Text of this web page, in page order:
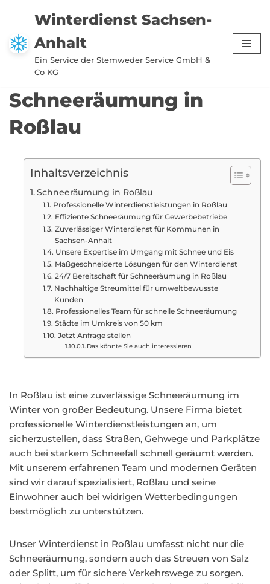
Zum
Inhalt
springen
Winterdienst Sachsen-
Anhalt
Ein Service der Stemweder Service GmbH &
Co KG
Schneeräumung in
Roßlau
Inhaltsverzeichnis
Schneeräumung in Roßlau
Professionelle Winterdienstleistungen in Roßlau
Effiziente Schneeräumung für Gewerbebetriebe
Zuverlässiger Winterdienst für Kommunen in
Sachsen-Anhalt
Unsere Expertise im Umgang mit Schnee und Eis
Maßgeschneiderte Lösungen für den Winterdienst
24/7 Bereitschaft für Schneeräumung in Roßlau
Nachhaltige Streumittel für umweltbewusste
Kunden
Professionelles Team für schnelle Schneeräumung
Städte im Umkreis von 50 km
Jetzt Anfrage stellen
Das könnte Sie auch interessieren
In Roßlau ist eine zuverlässige Schneeräumung im
Winter von großer Bedeutung. Unsere Firma bietet
professionelle Winterdienstleistungen an, um
sicherzustellen, dass Straßen, Gehwege und Parkplätze
auch bei starkem Schneefall schnell geräumt werden.
Mit unserem erfahrenen Team und modernen Geräten
sind wir darauf spezialisiert, Roßlau und seine
Einwohner auch bei widrigen Wetterbedingungen
bestmöglich zu unterstützen.
Unser Winterdienst in Roßlau umfasst nicht nur die
Schneeräumung, sondern auch das Streuen von Salz
oder Splitt, um für sichere Verkehrswege zu sorgen.